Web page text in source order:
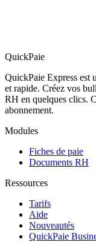
QuickPaie
QuickPaie Express est
et rapide. Créez vos
RH en quelques clics.
abonnement.
Modules
Fiches de paie
Documents RH
Ressources
Tarifs
Aide
Nouveautés
QuickPaie